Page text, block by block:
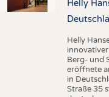
Helly
Helly
Berg- und
eröffnete
in
Straße 35